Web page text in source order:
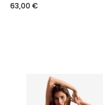
63,00 €